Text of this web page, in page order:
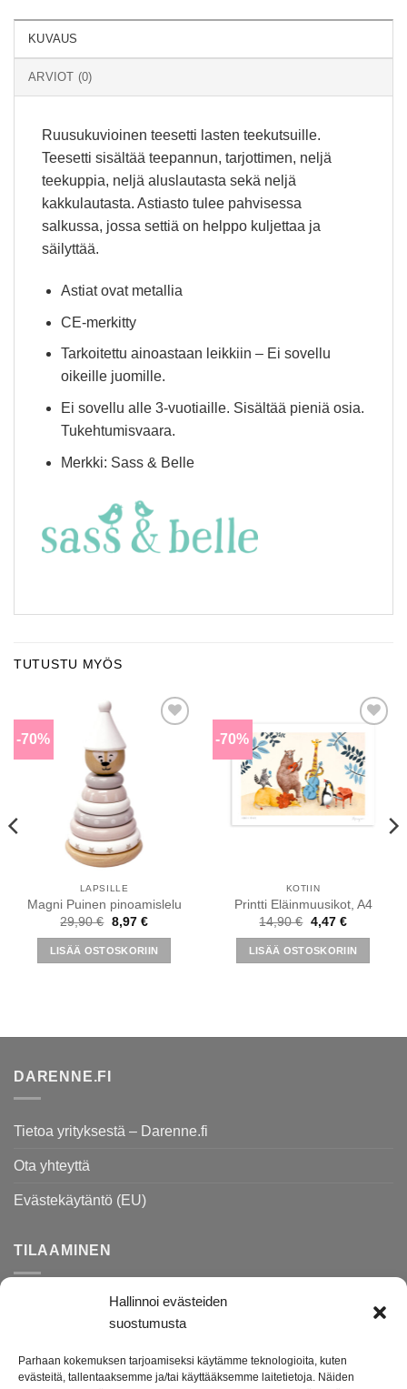
Hallinnoi evästeiden
suostumusta
Parhaan kokemuksen tarjoamiseksi käytämme teknologioita, kuten
evästeitä, tallentaaksemme ja/tai käyttääksemme laitetietoja. Näiden
KUVAUS
ARVIOT (0)
Ruusukuvioinen teesetti lasten teekutsuille.
Teesetti sisältää teepannun, tarjottimen, neljä
teekuppia, neljä aluslautasta sekä neljä
kakkulautasta. Astiasto tulee pahvisessa
salkussa, jossa settiä on helppo kuljettaa ja
säilyttää.
Astiat ovat metallia
CE-merkitty
Tarkoitettu ainoastaan leikkiin – Ei sovellu
oikeille juomille.
Ei sovellu alle 3-vuotiaille. Sisältää pieniä osia.
Tukehtumisvaara.
Merkki: Sass & Belle
TUTUSTU MYÖS
-70%
toivomuslistalle
LAPSILLE
Magni Puinen pinoamislelu
29,90€ Alkuperäinen
oli:
29,90 €.
8,97 €Nykyinen
on:
8,97 €.
LISÄÄ OSTOSKORIIN
-70%
Lisää
toivomuslistalle
KOTIIN
Printti Eläinmuusikot, A4
14,90€ Alkuperäinen
oli:
14,90 €.
4,47 €Nykyinen
on:
4,47 €.
LISÄÄ OSTOSKORIIN
DARENNE.FI
Tietoa yrityksestä – Darenne.fi
Ota yhteyttä
Evästekäytäntö (EU)
TILAAMINEN
Rekisteri- ja tietosuojaseloste
Palautusohjeet